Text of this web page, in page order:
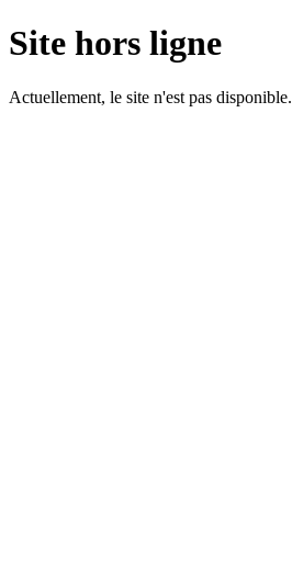
Site hors ligne
Actuellement, le site n'est pas disponible.